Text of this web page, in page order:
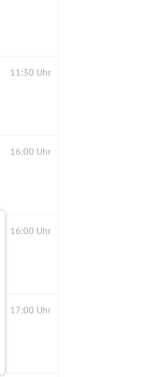
11:30 Uhr
16:00 Uhr
16:00 Uhr
17:00 Uhr